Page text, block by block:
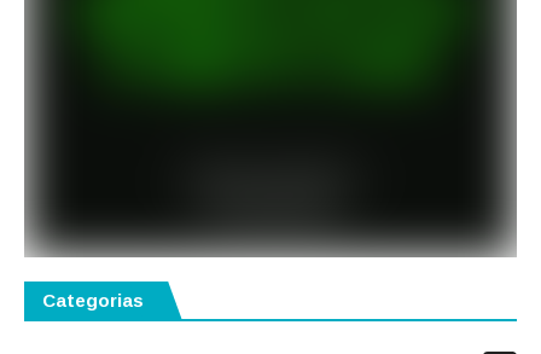
Categorias